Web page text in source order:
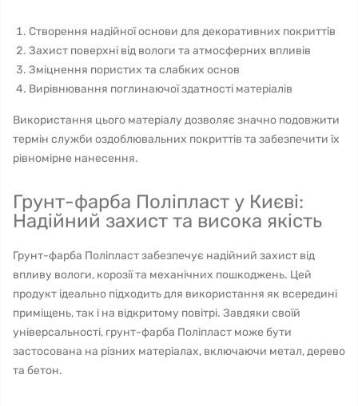
Створення надійної основи для декоративних покриттів
Захист поверхні від вологи та атмосферних впливів
Зміцнення пористих та слабких основ
Вирівнювання поглинаючої здатності матеріалів
Використання цього матеріалу дозволяє значно подовжити
термін служби оздоблювальних покриттів та забезпечити їх
рівномірне нанесення.
Грунт-фарба Поліпласт у Києві:
Надійний захист та висока якість
Грунт-фарба Поліпласт забезпечує надійний захист від
впливу вологи, корозії та механічних пошкоджень. Цей
продукт ідеально підходить для використання як всередині
приміщень, так і на відкритому повітрі. Завдяки своїй
універсальності, грунт-фарба Поліпласт може бути
застосована на різних матеріалах, включаючи метал, дерево
та бетон.